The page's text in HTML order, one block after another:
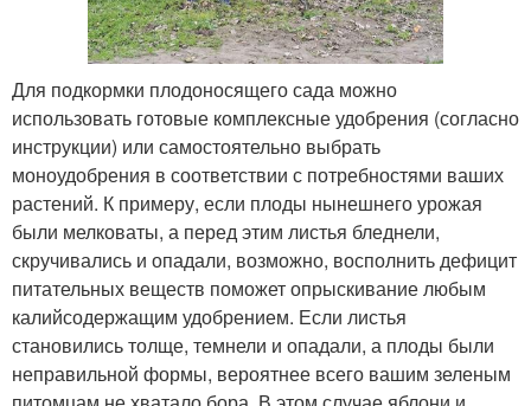
Для подкормки плодоносящего сада можно
использовать готовые комплексные удобрения (согласно
инструкции) или самостоятельно выбрать
моноудобрения в соответствии с потребностями ваших
растений. К примеру, если плоды нынешнего урожая
были мелковаты, а перед этим листья бледнели,
скручивались и опадали, возможно, восполнить дефицит
питательных веществ поможет опрыскивание любым
калийсодержащим удобрением. Если листья
становились толще, темнели и опадали, а плоды были
неправильной формы, вероятнее всего вашим зеленым